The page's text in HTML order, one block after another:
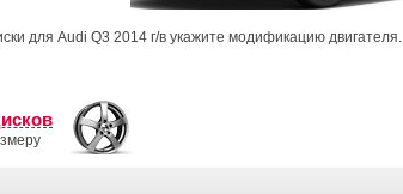
для Audi Q3 2014 г/в укажите модификацию двигателя.